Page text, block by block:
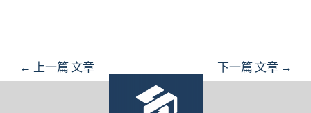
Post
navigation
← 上一篇 文章 下一篇 文章 →